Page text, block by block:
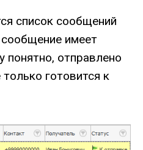
список сообщений
имеет
понятно, отправлено
готовится к